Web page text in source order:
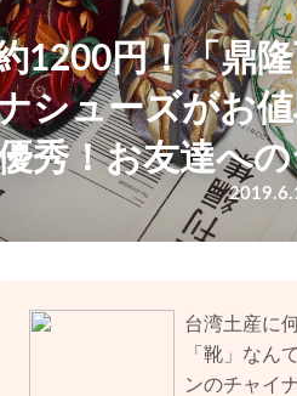
1200円！「鼎
シューズがお
秀！お友達へ
台湾土産に
「靴」なん
ンのチャイ